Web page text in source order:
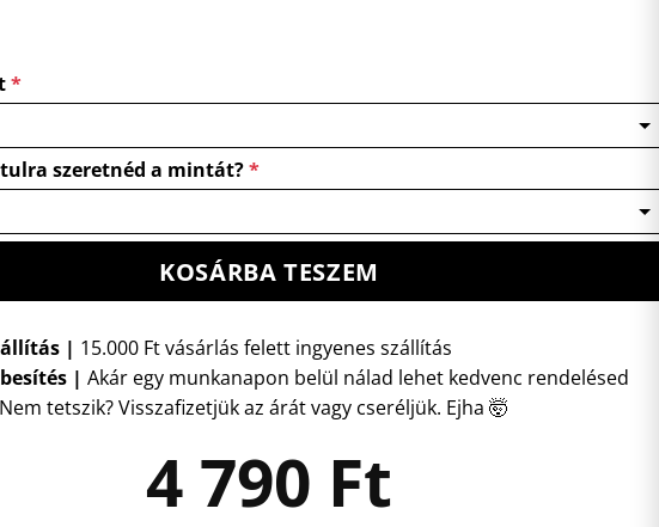
*
szeretnéd a mintát?*
KOSÁRBA TESZEM
| 15.000 Ft vásárlás felett ingyenes szállítás
| Akár egy munkanapon belül nálad lehet kedvenc rendelésed
Nem tetszik? Visszafizetjük az árát vagy cseréljük. Ejha 🤯
4 790 Ft